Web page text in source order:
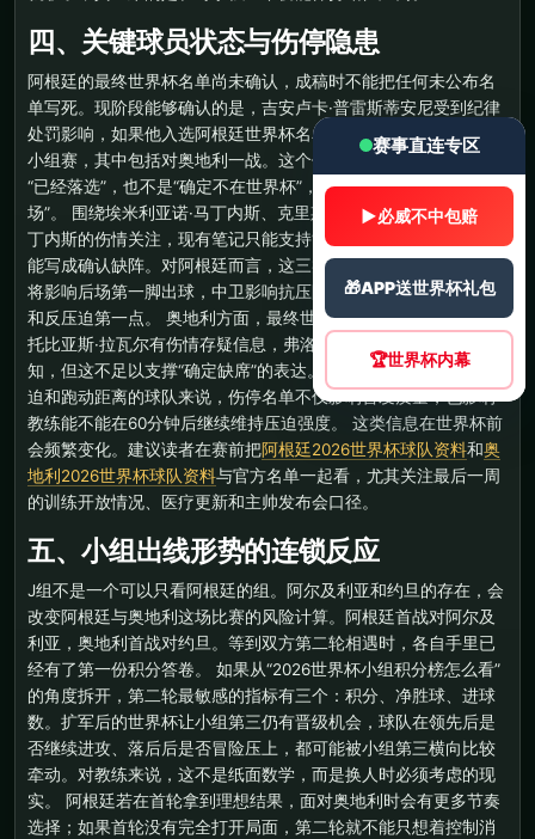
四、关键球员状态与伤停隐患
阿根廷的最终世界杯名单尚未确认，成稿时不能把任何未公布名
单写死。现阶段能够确认的是，吉安卢卡·普雷斯蒂安尼受到纪律
处罚影响，如果他入选阿根廷世界杯名单，将缺席阿根廷前两场
小组赛，其中包括对奥地利一战。这个信息必须保守处理：不是
“已经落选”，也不是“确定不在世界杯”，而是“如入选将缺席前两
场”。 围绕埃米利亚诺·马丁内斯、克里斯蒂安·罗梅罗、劳塔罗·马
丁内斯的伤情关注，现有笔记只能支持“需要持续观察”的写法，不
能写成确认缺阵。对阿根廷而言，这三类位置的敏感度很高：门
将影响后场第一脚出球，中卫影响抗压防线，前锋影响禁区终结
和反压迫第一点。 奥地利方面，最终世界杯大名单同样未确认。
托比亚斯·拉瓦尔有伤情存疑信息，弗洛里安·格里利奇状态为未
知，但这不足以支撑“确定缺席”的表达。对奥地利这种依赖整体压
迫和跑动距离的球队来说，伤停名单不仅影响首发质量，也影响
教练能不能在60分钟后继续维持压迫强度。 这类信息在世界杯前
会频繁变化。建议读者在赛前把阿根廷2026世界杯球队资料和奥
地利2026世界杯球队资料与官方名单一起看，尤其关注最后一周
的训练开放情况、医疗更新和主帅发布会口径。
五、小组出线形势的连锁反应
J组不是一个可以只看阿根廷的组。阿尔及利亚和约旦的存在，会
改变阿根廷与奥地利这场比赛的风险计算。阿根廷首战对阿尔及
利亚，奥地利首战对约旦。等到双方第二轮相遇时，各自手里已
经有了第一份积分答卷。 如果从“2026世界杯小组积分榜怎么看”
的角度拆开，第二轮最敏感的指标有三个：积分、净胜球、进球
数。扩军后的世界杯让小组第三仍有晋级机会，球队在领先后是
否继续进攻、落后后是否冒险压上，都可能被小组第三横向比较
牵动。对教练来说，这不是纸面数学，而是换人时必须考虑的现
实。 阿根廷若在首轮拿到理想结果，面对奥地利时会有更多节奏
选择；如果首轮没有完全打开局面，第二轮就不能只想着控制消
赛事直连专区
▶必威不中包赔
🎁APP送世界杯礼包
🏆世界杯内幕